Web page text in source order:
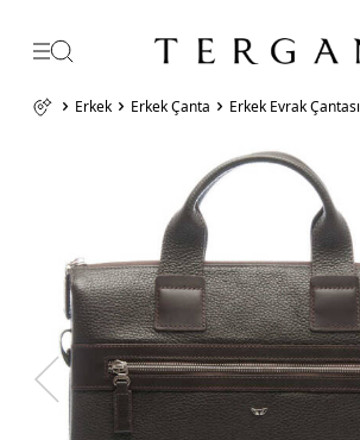
Erkek Erkek Çanta Erkek Evrak Çantası